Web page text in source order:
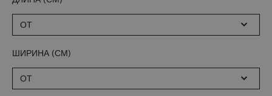
ОТ
ШИРИНА (СМ)
ОТ